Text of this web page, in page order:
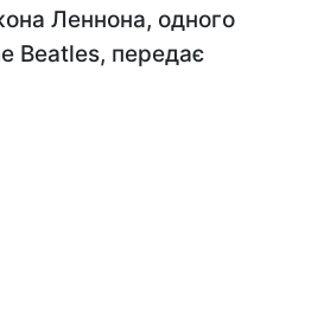
Леннона, одного
Beatles, передає